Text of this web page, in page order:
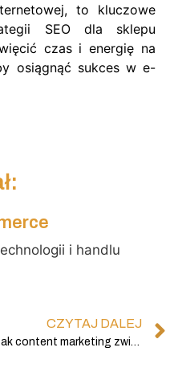
to kluczowe
SEO dla sklepu
czas i energię na
osiągnąć sukces w e-
i handlu
CZYTAJ DALEJ
Jak content marketing zwiększa sprzedaż online?